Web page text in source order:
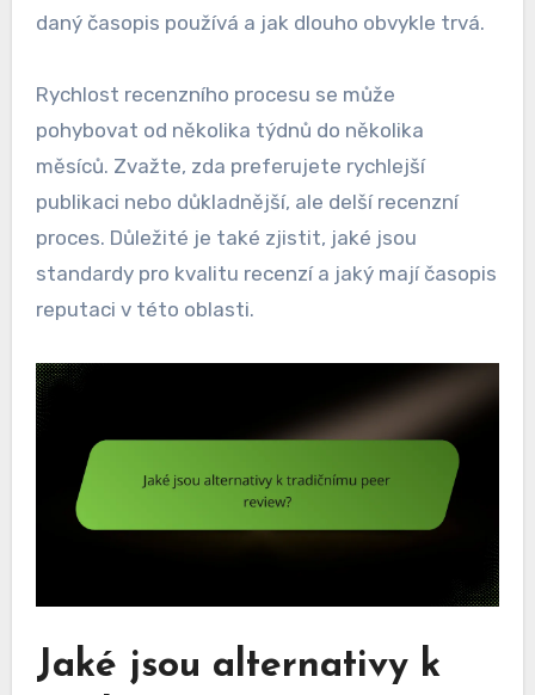
daný časopis používá a jak dlouho obvykle trvá.
Rychlost recenzního procesu se může
pohybovat od několika týdnů do několika
měsíců. Zvažte, zda preferujete rychlejší
publikaci nebo důkladnější, ale delší recenzní
proces. Důležité je také zjistit, jaké jsou
standardy pro kvalitu recenzí a jaký mají časopis
reputaci v této oblasti.
Jaké jsou alternativy k